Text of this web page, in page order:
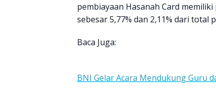
pembiayaan Hasanah Card
sebesar 5,77% dan 2,11% dari total
Baca Juga:
BNI Gelar Acara Mendukung Guru